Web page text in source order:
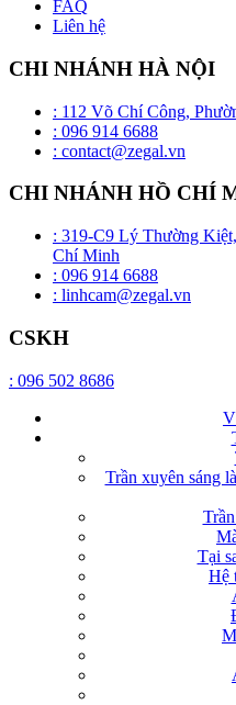
FAQ
Liên hệ
CHI NHÁNH HÀ NỘI
: 112 Võ Chí Công,
: 096 914 6688
: contact@zegal.vn
CHI NHÁNH HỒ CHÍ
: 319-C9 Lý Thường
Chí Minh
: 096 914 6688
: linhcam@zegal.vn
CSKH
: 096 502 8686
Trần xuyên sáng
Tại
Hệ